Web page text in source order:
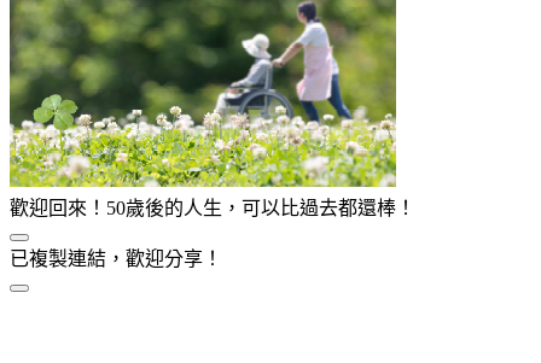
歡迎回來！50歲後的人生，可以比過去都還棒！
已複製連結，歡迎分享！